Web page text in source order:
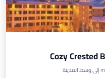
Cozy Crested